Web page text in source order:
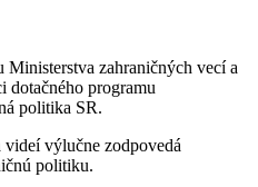
zahraničných vecí a
dotačného programu
politika SR.
videí výlučne zodpovedá
politiku.